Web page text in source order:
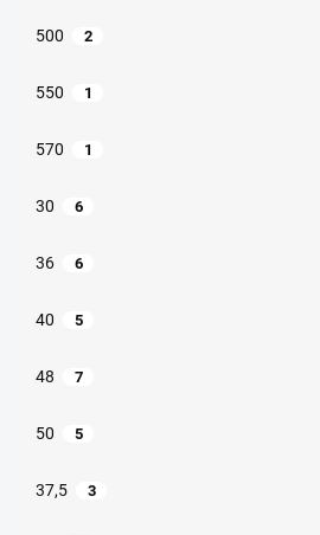
500 2
550 1
570 1
30 6
36 6
40 5
48 7
50 5
37,5 3